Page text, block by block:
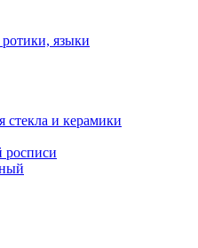
языки
и керамики
росписи